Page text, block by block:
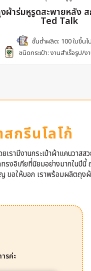
ผ้าร่มหูรูดสะพายหลัง
Ted Talk
ขั้นต่ำผลิต: 100 ใบขึ้นไป
ชนิดกระเป๋า: งานสำเร็จรูป/
กรีนโลโก้
รามีงานกระเป๋าผ้าแคนวาสส
รงอิเกียที่นิยมอย่างมากในปี
ญ ขอให้บอก เราพร้อมผลิตถุง
รค่ะ